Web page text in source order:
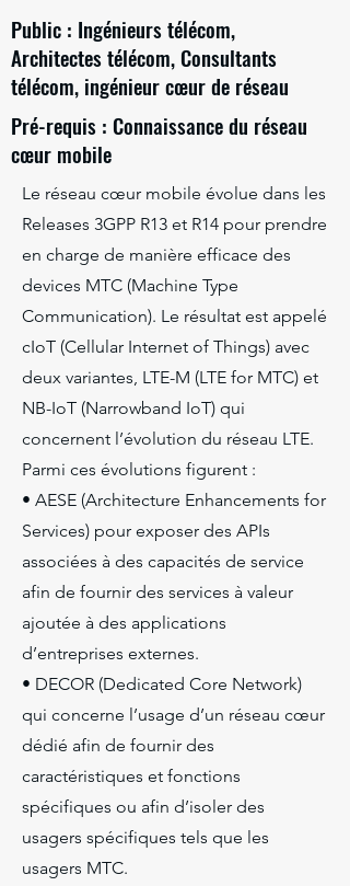
Public : Ingénieurs télécom,
Architectes télécom, Consultants
télécom, ingénieur cœur de réseau
Pré-requis : Connaissance du réseau
cœur mobile
Le réseau cœur mobile évolue dans les
Releases 3GPP R13 et R14 pour prendre
en charge de manière efficace des
devices MTC (Machine Type
Communication). Le résultat est appelé
cIoT (Cellular Internet of Things) avec
deux variantes, LTE-M (LTE for MTC) et
NB-IoT (Narrowband IoT) qui
concernent l’évolution du réseau LTE.
Parmi ces évolutions figurent :
• AESE (Architecture Enhancements for
Services) pour exposer des APIs
associées à des capacités de service
afin de fournir des services à valeur
ajoutée à des applications
d’entreprises externes.
• DECOR (Dedicated Core Network)
qui concerne l’usage d’un réseau cœur
dédié afin de fournir des
caractéristiques et fonctions
spécifiques ou afin d’isoler des
usagers spécifiques tels que les
usagers MTC.